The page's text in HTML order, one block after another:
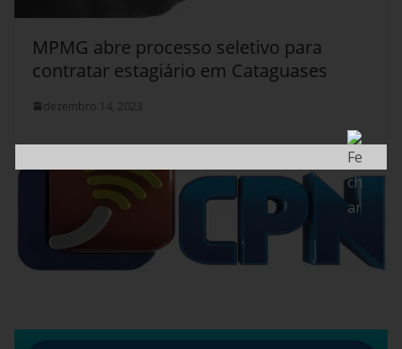
MPMG abre processo seletivo para
contratar estagiário em Cataguases
dezembro 14, 2023